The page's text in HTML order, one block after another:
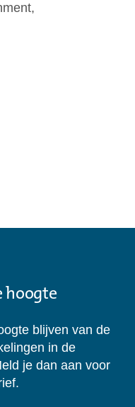
hoogte
blijven van de
in de
je dan aan voor